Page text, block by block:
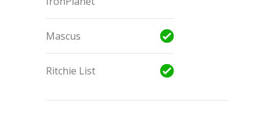
Mascus
Ritchie List